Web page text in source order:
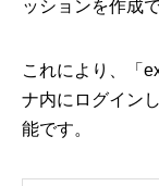
ッションを作成
これにより、「
ナ内にログイン
能です。